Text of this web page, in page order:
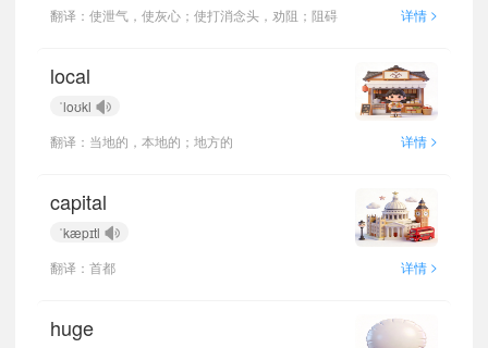
翻译：使泄气，使灰心；使打消念头，劝阻；阻碍
详情 >
local
ˈloʊkl
翻译：当地的，本地的；地方的
详情 >
capital
ˈkæpɪtl
翻译：首都
详情 >
huge